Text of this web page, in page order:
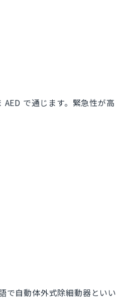
で通じます。緊急性が高
自動体外式除細動器といい